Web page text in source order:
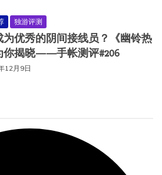
独游评测
为优秀的阴间接线员？《幽铃热
你揭晓——手帐测评#206
12月9日